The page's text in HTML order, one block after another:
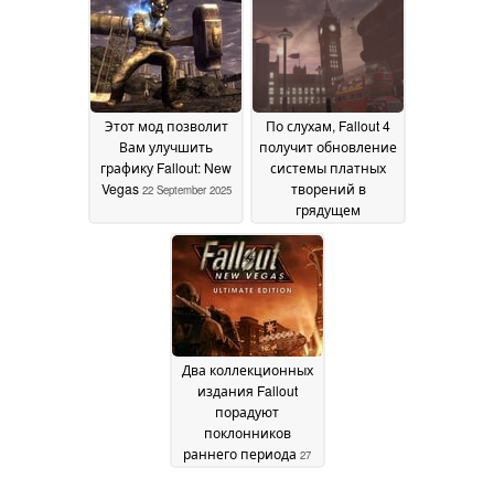
12 November 2025
Этот мод позволит
Вам улучшить
графику Fallout: New
Vegas 22 September 2025
По слухам, Fallout 4
получит обновление
системы платных
творений в
грядущем
обновлении
2025
Два коллекционных
издания Fallout
порадуют
поклонников
раннего периода 27